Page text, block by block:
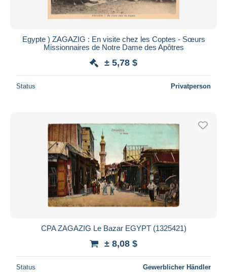
Egypte ) ZAGAZIG : En visite chez les Coptes - Sœurs
Missionnaires de Notre Dame des Apôtres
± 5,78 $
Status Privatperson
CPA ZAGAZIG Le Bazar EGYPT (1325421)
± 8,08 $
Status Gewerblicher Händler